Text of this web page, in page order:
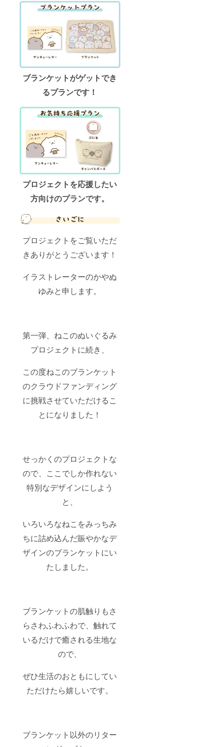
ブランケットがゲットでき
るプランです！
プロジェクトを応援したい
方向けのプランです。
プロジェクトをご覧いただ
きありがとうございます！
イラストレーターのかやぬ
ゆみと申します。
第一弾、ねこのぬいぐるみ
プロジェクトに続き、
この度ねこのブランケット
のクラウドファンディング
に挑戦させていただけるこ
とになりました！
せっかくのプロジェクトな
ので、ここでしか作れない
特別なデザインにしよう
と、
いろいろなねこをみっちみ
ちに詰め込んだ賑やかなデ
ザインのブランケットにい
たしました。
ブランケットの肌触りもさ
らさわふわふわで、触れて
いるだけで癒される生地な
ので、
ぜひ生活のおともにしてい
ただけたら嬉しいです。
ブランケット以外のリター